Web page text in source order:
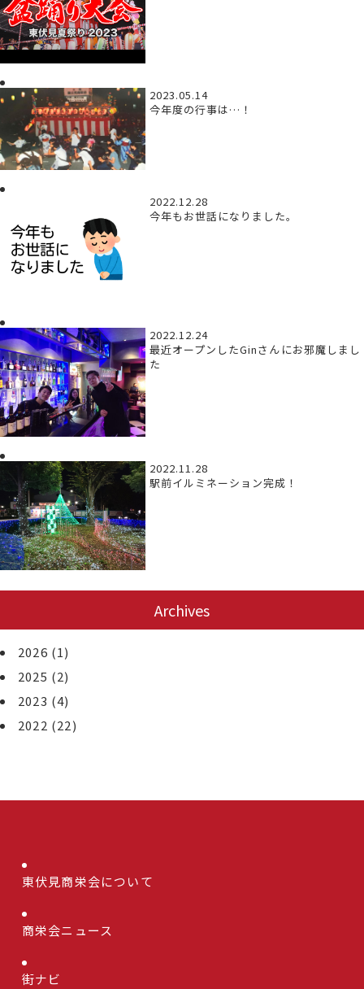
2023.05.14
今年度の行事は…！
2022.12.28
今年もお世話になりました。
2022.12.24
最近オープンしたGinさんにお邪魔しまし
た
2022.11.28
駅前イルミネーション完成！
Archives
2026 (1)
2025 (2)
2023 (4)
2022 (22)
東伏見商栄会について
商栄会ニュース
街ナビ